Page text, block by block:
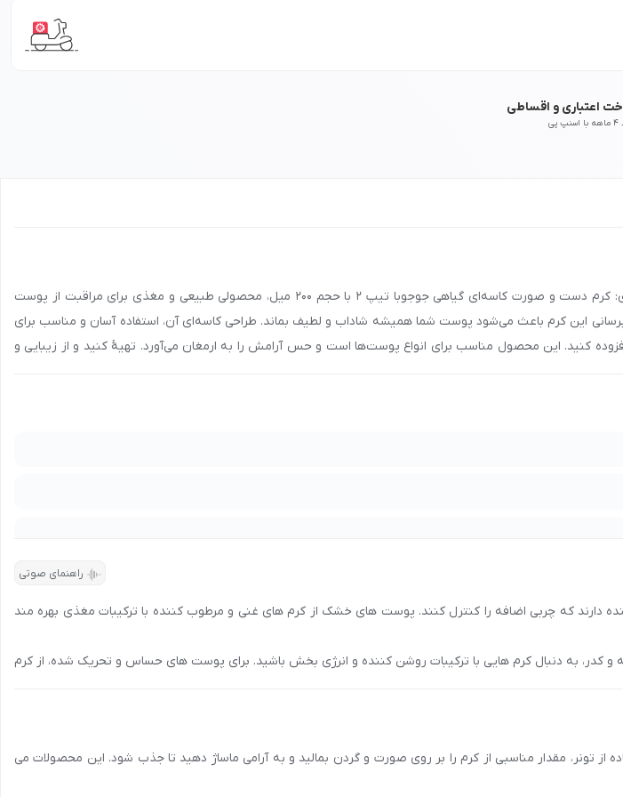
اعتباری و اقساطی
نقد و بررسی خرید کرم مرطوب کننده دست و صورت کاسه ای گیاهی حاوی جوجوبا تیپ 2 حجم 200 میل مای: کرم دست و صورت کاسه‌ای گیاهی جوجوبا تیپ 2 با حجم 200 میل، محصولی طبیعی و مغذی برای مراقبت از پوست
این کرم باعث می‌شود پوست شما همیشه شاداب و لطیف بماند. طراحی کاسه‌ای آن، استفاده آسان و مناسب برای
کنید. این محصول مناسب برای انواع پوست‌ها است و حس آرامش را به ارمغان می‌آورد. تهیۀ کنید و از زیبایی و
راهنمای صوتی
که چربی اضافه را کنترل کنند. پوست های خشک از کرم های غنی و مرطوب کننده با ترکیبات مغذی بهره مند
به دنبال کرم هایی با ترکیبات روشن کننده و انرژی بخش باشید. برای پوست های حساس و تحریک شده، از کرم
مقدار مناسبی از کرم را بر روی صورت و گردن بمالید و به آرامی ماساژ دهید تا جذب شود. این محصولات می